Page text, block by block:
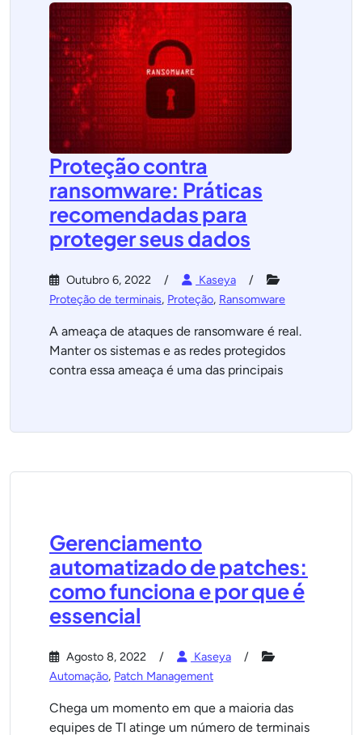
Proteção contra
ransomware: Práticas
recomendadas para
proteger seus dados
Outubro 6, 2022
Kaseya
Proteção de terminais, Proteção, Ransomware
A ameaça de ataques de ransomware é real.
Manter os sistemas e as redes protegidos
contra essa ameaça é uma das principais
Gerenciamento
automatizado de patches:
como funciona e por que é
essencial
Agosto 8, 2022
Kaseya
Automação, Patch Management
Chega um momento em que a maioria das
equipes de TI atinge um número de terminais